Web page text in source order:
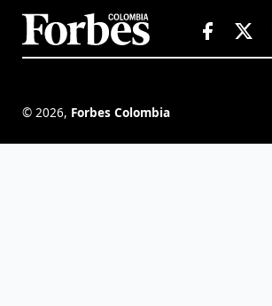
© 2026, Forbes Colombia